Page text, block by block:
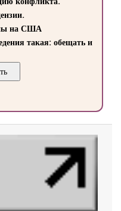
на США
такая: обещать и